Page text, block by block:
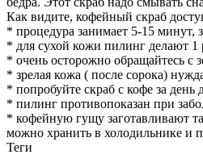
Как видите, кофейный скраб
* процедура занимает 5-15 минут,
* для сухой кожи пилинг делают 1
* очень осторожно обращайтесь с
* зрелая кожа ( после сорока)
* попробуйте скраб с кофе за
* пилинг противопоказан при
* кофейную гущу заготавливают
можно хранить в холодильнике и
Теги